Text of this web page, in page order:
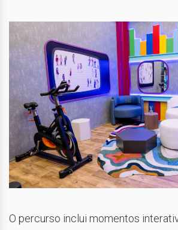
O percurso inclui momentos